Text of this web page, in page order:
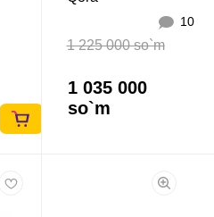
10
1 225 000 so`m
1 035 000
so`m